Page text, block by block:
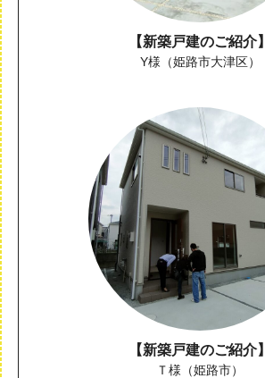
【新築戸建のご紹介】
Y様（姫路市大津区）
【新築戸建のご紹介】
Ｔ様（姫路市）